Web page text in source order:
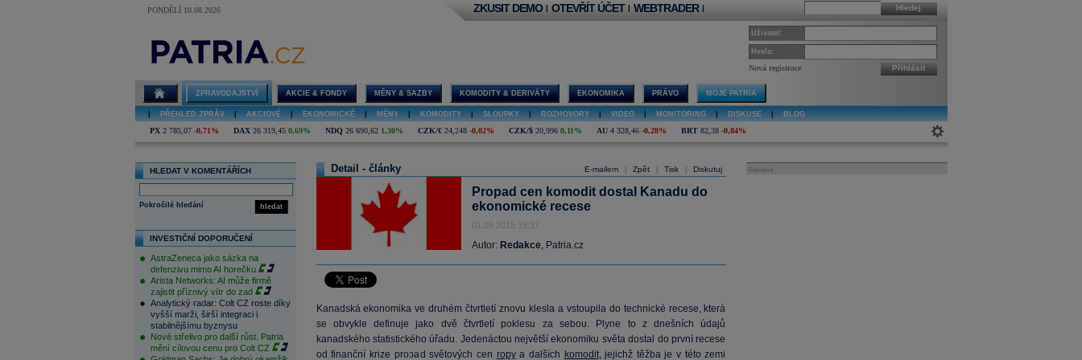
PONDĚLÍ 10.08.2026 Hledej
ZKUSIT DEMO | OTEVŘÍT ÚČET | WEBTRADER |
Uživatel:
Heslo:
Nová registrace Přihlásit
ZPRAVODAJSTVÍ AKCIE & FONDY MĚNY & SAZBY KOMODITY & DERIVÁTY EKONOMIKA PRÁVO MOJE PATRIA
PŘEHLED ZPRÁV AKCIOVÉ EKONOMICKÉ MĚNY KOMODITY SLOUPKY ROZHOVORY VIDEO MONITORING DISKUSE BLOG
PX 2 785,07 -0,71% DAX 26 319,45 0,69% NDQ 26 690,62 1,30% CZK/€ 24,248 -0,02% CZK/$ 20,996 0,11% AU 4 328,46 -0,28% BRT 82,38 -0,84%
HLEDAT V KOMENTÁŘÍCH
hledat
Pokročilé hledání
INVESTIČNÍ DOPORUČENÍ
AstraZeneca jako sázka na
defenzivu mimo AI horečku
Arista Networks: AI může firmě
zajistit příznivý vítr do zad
Analytický radar: Colt CZ roste díky
vyšší marži, širší integraci i
stabilnějšímu byznysu
Nové střelivo pro další růst. Patria
mění cílovou cenu pro Colt CZ
E-mailem Zpět Tisk Diskutuj
Detail - články
Propad cen komodit dostal Kanadu do
ekonomické recese
01.09.2015 15:37
Autor: Redakce, Patria.cz
Kanadská ekonomika ve druhém čtvrtletí znovu klesla a vstoupila do technické recese, která
se obvykle definuje jako dvě čtvrtletí poklesu za sebou. Plyne to z dnešních údajů
kanadského statistického úřadu. Jedenáctou největší ekonomiku světa dostal do první recese
od finanční krize propad světových cen ropya dalších komodit, jejichž těžba je v této zemi
Reklama